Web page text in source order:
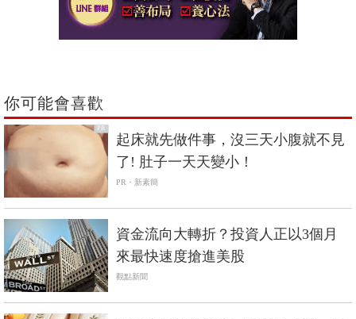
你可能會喜歡
PR
起床就先做件事，沒三天小腹就不見
了! 肚子一天天變小！
PR・新素簡
資金流向大轉折？投資人正以3個月
來最快速度搶進美股
觀點新聞